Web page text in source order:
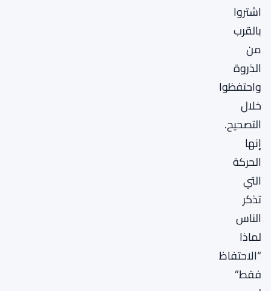
اشتروا
بالقرب
من
الذروة
واحتفظوا
خلال
التصحيح.
إنها
الحركة
التي
تذكر
الناس
لماذا
“الاحتفاظ
فقط”